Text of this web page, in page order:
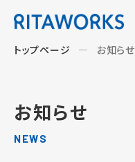
トップページ お知らせ
お知らせ
NEWS